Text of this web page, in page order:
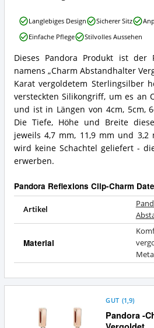
Clip-
Charm
erhältlich?
Pandora
-
Charm
Abstandhalter
Vergoldet
Zusammenfassung:
Was
bietet
dieser
Pandora
Reflexions
Charm?
Dieses Pandora Produkt ist der
namens „Charm Abstandhalter
Karat vergoldetem Sterlingsilber
versteckten Silikongriff, um es an
und ist in Längen von 4cm, 5cm,
Die Tiefe, Höhe und Breite
jeweils 4,7 mm, 11,9 mm und 3,2
wird keine Schachtel geliefert -
erwerben.
Pandora Reflexions Clip-Charm
Artikel
Material
Pandora
Charm
Vergoldet
Vorteile:
Was
spricht
für
diesen
Pandora
Reflexions
Clip-
Charm?
Langlebiges Design Sicherer Sitz
Einfache Pflege
Stilvolles Aussehen
Pandora -
GUT (1,9)